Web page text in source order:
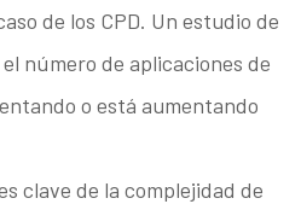
de los CPD. Un estudio de
número de aplicaciones de
o está aumentando
clave de la complejidad de